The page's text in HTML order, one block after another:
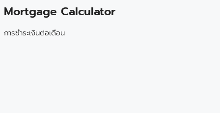
Mortgage Calculator
การชำระเงินต่อเดือน